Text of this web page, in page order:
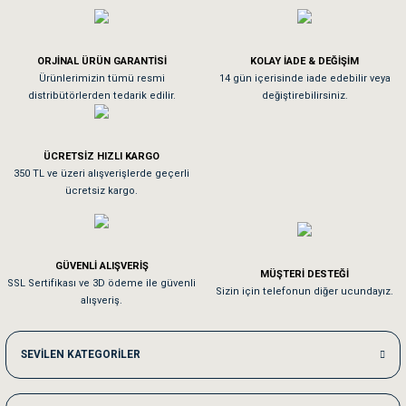
Köpeğim bayıldı hediyeler için teşekkürler
As**** Tu******
Tavşanım kafesinin kalitesine ve paketlemesine bayıldım
Sa**** On******
Kedilerim beğeniyorlar. Memnunuz. Uygun fiyatta olması iyi.
Me***** Ya******
Akşam verdiğim sipariş bir sonraki gün elime ulaştı. Jack russell köpeğim
ORJİNAL ÜRÜN GARANTİSİ
Ürünlerimizin tümü resmi
distribütörlerden tedarik edilir.
KOLAY İADE & DEĞİŞİM
14 gün içerisinde iade edebilir veya
değiştirebilirsiniz.
ÜCRETSİZ HIZLI KARGO
350 TL ve üzeri alışverişlerde geçerli
ücretsiz kargo.
GÜVENLİ ALIŞVERİŞ
SSL Sertifikası ve 3D ödeme ile güvenli
alışveriş.
MÜŞTERİ DESTEĞİ
Sizin için telefonun diğer ucundayız.
SEVİLEN KATEGORİLER